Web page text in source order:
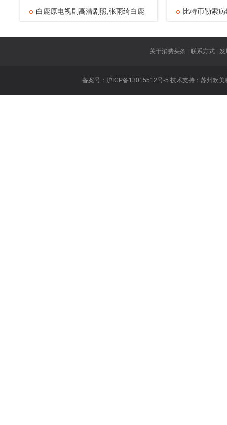
白鹿原电视剧高清剧照,张雨绮白鹿 比特币勒索
郑爽漫画腿
作春风十里不
关于消费头条 | 联系方式 |
备案号：沪ICP备13015512号-5 技术支持： 苏州欢美